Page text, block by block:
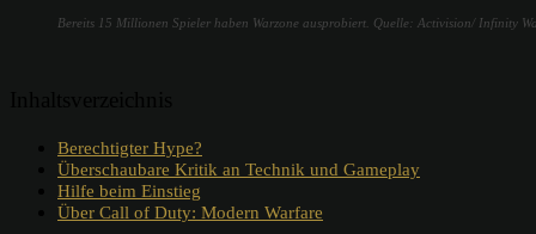
Bereits 15 Millionen Spieler haben Warzone ausprobiert. Quelle: Activision/ Infinity
Berechtigter Hype?
Überschaubare Kritik an Technik und Gameplay
Hilfe beim Einstieg
Über Call of Duty: Modern Warfare